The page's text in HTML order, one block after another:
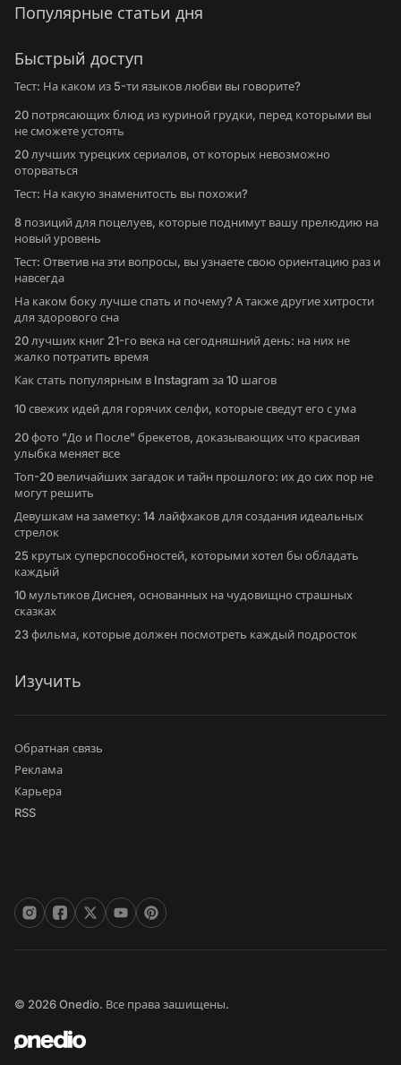
Популярные статьи дня
Быстрый доступ
Тест: На каком из 5-ти языков любви вы говорите?
20 потрясающих блюд из куриной грудки, перед которыми вы
не сможете устоять
20 лучших турецких сериалов, от которых невозможно
оторваться
Тест: На какую знаменитость вы похожи?
8 позиций для поцелуев, которые поднимут вашу прелюдию на
новый уровень
Тест: Ответив на эти вопросы, вы узнаете свою ориентацию раз и
навсегда
На каком боку лучше спать и почему? А также другие хитрости
для здорового сна
20 лучших книг 21-го века на сегодняшний день: на них не
жалко потратить время
Как стать популярным в Instagram за 10 шагов
10 свежих идей для горячих селфи, которые сведут его с ума
20 фото "До и После" брекетов, доказывающих что красивая
улыбка меняет все
Топ-20 величайших загадок и тайн прошлого: их до сих пор не
могут решить
Девушкам на заметку: 14 лайфхаков для создания идеальных
стрелок
25 крутых суперспособностей, которыми хотел бы обладать
каждый
10 мультиков Диснея, основанных на чудовищно страшных
сказках
23 фильма, которые должен посмотреть каждый подросток
Изучить
Обратная связь
Реклама
Карьера
RSS
© 2026 Onedio. Все права зашищены.